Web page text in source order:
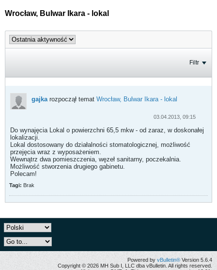
Wrocław, Bulwar Ikara - lokal
Filtr
gajkarozpoczął temat Wrocław, Bulwar Ikara - lokal
03.04.2013, 09:15
Do wynajęcia Lokal o powierzchni 65,5 mkw - od zaraz, w doskonałej
lokalizacji.
Lokal dostosowany do działalności stomatologicznej, możliwość
przejęcia wraz z wyposażeniem.
Wewnątrz dwa pomieszczenia, węzeł sanitarny, poczekalnia.
Możliwość stworzenia drugiego gabinetu.
Polecam!
Tagi: Brak
Powered by vBulletin® Version 5.6.4
Copyright © 2026 MH Sub I, LLC dba vBulletin. All rights reserved.